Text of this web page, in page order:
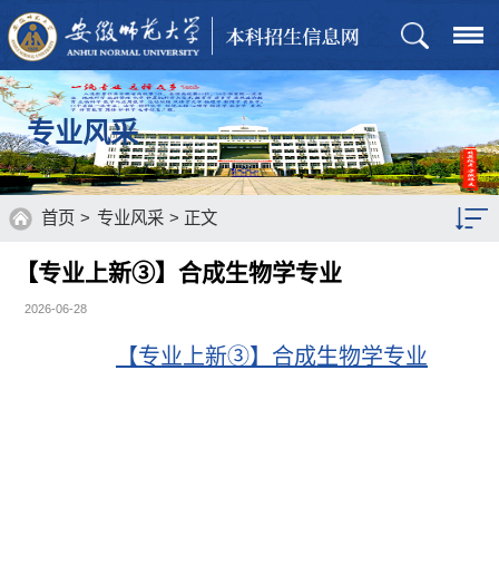
专业风采
首页 > 专业风采 > 正文
【专业上新③】合成生物学专业
2026-06-28
【专业上新③】合成生物学专业